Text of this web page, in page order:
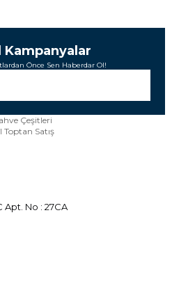
Kampanyalar
Önce Sen Haberdar Ol!
Çeşitleri
Toptan Satış
Apt. No : 27CA